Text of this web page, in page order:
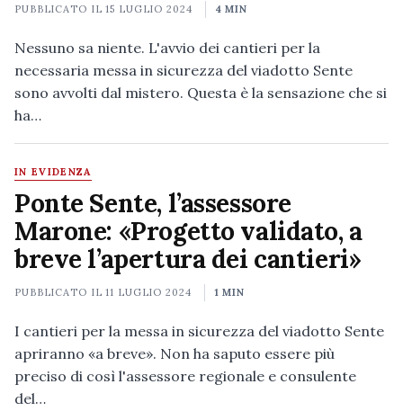
PUBBLICATO IL15 LUGLIO 2024 4 MIN
Nessuno sa niente. L'avvio dei cantieri per la
necessaria messa in sicurezza del viadotto Sente
sono avvolti dal mistero. Questa è la sensazione che si
ha…
IN EVIDENZA
Ponte Sente, l’assessore
Marone: «Progetto validato, a
breve l’apertura dei cantieri»
PUBBLICATO IL11 LUGLIO 2024 1 MIN
I cantieri per la messa in sicurezza del viadotto Sente
apriranno «a breve». Non ha saputo essere più
preciso di così l'assessore regionale e consulente
del…